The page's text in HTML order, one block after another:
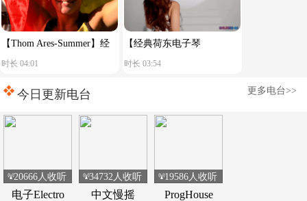
【Thom Ares-Summer】经
典荷东电音
时长 04:01
【经典荷东电子琴
Devotion】舒服节奏
时长 03:54
今日更新电台 更多电台>>
电子Electro
20666人收听
中文慢摇
34732人收听
ProgHouse
19586人收听